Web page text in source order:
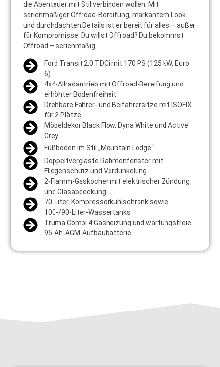
die Abenteuer mit Stil verbinden wollen. Mit
serienmäßiger Offroad-Bereifung, markantem Look
und durchdachten Details ist er bereit für alles – außer
für Kompromisse. Du willst Offroad? Du bekommst
Offroad – serienmäßig.
Ford Transit 2.0 TDCi mit 170 PS (125 kW, Euro
6)
4x4-Allradantrieb mit Offroad-Bereifung und
erhöhter Bodenfreiheit
Drehbare Fahrer- und Beifahrersitze mit ISOFIX
für 2 Plätze
Möbeldekor Black Flow, Dyna White und Active
Grey
Fußboden im Stil „Mountain Lodge“
Doppeltverglaste Rahmenfenster mit
Fliegenschutz und Verdunkelung
2-Flamm-Gaskocher mit elektrischer Zündung
und Glasabdeckung
70-Liter-Kompressorkühlschrank sowie
100-/90-Liter-Wassertanks
Truma Combi 4 Gasheizung und wartungsfreie
95-Ah-AGM-Aufbaubatterie